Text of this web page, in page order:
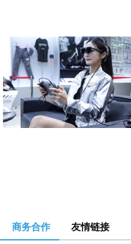
商务合作 友情链接